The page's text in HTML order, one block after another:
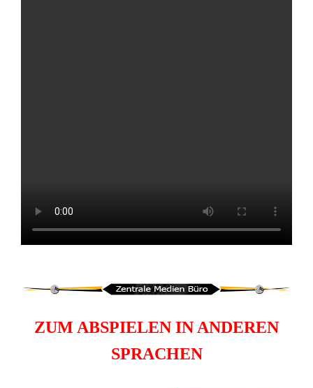
ZUM ABSPIELEN IN ANDEREN
SPRACHEN